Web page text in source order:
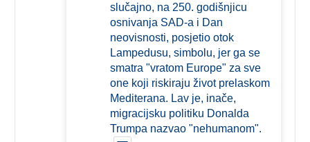
slučajno, na 250. godišnjicu
osnivanja SAD-a i Dan
neovisnosti, posjetio otok
Lampedusu, simbolu, jer ga se
smatra "vratom Europe" za sve
one koji riskiraju život prelaskom
Mediterana. Lav je, inače,
migracijsku politiku Donalda
Trumpa nazvao "nehumanom".